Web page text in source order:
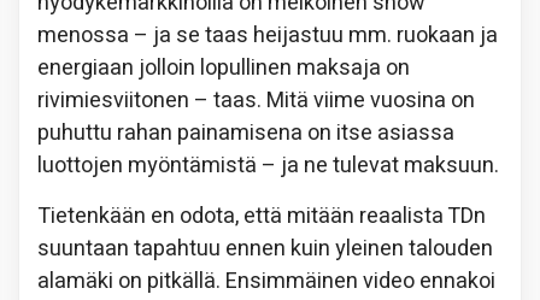
menossa – ja se taas heijastuu mm. ruokaan ja
energiaan jolloin lopullinen maksaja on
rivimiesviitonen – taas. Mitä viime vuosina on
puhuttu rahan painamisena on itse asiassa
luottojen myöntämistä – ja ne tulevat maksuun.
Tietenkään en odota, että mitään reaalista TDn
suuntaan tapahtuu ennen kuin yleinen talouden
alamäki on pitkällä. Ensimmäinen video ennakoi